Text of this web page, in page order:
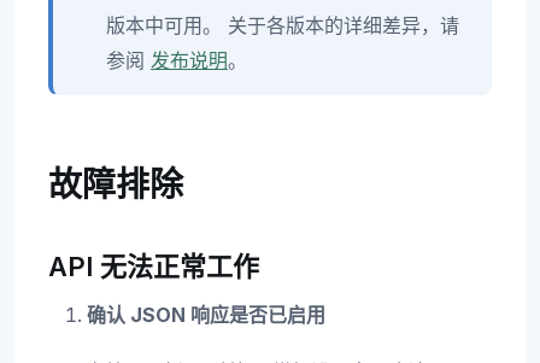
版本中可用。 关于各版本的详细差异，请
参阅 发布说明。
故障排除
API 无法正常工作
确认 JSON 响应是否已启用